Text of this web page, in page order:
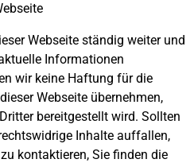
Webseite ständig weiter und
Informationen
wir keine Haftung für die
Webseite übernehmen,
bereitgestellt wird. Sollten
Inhalte auffallen,
kontaktieren, Sie finden die